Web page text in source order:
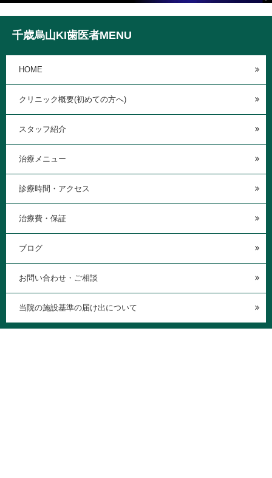
千歳烏山KI歯医者MENU
HOME
クリニック概要(初めての方へ)
スタッフ紹介
治療メニュー
診療時間・アクセス
治療費・保証
ブログ
お問い合わせ・ご相談
当院の施設基準の届け出について